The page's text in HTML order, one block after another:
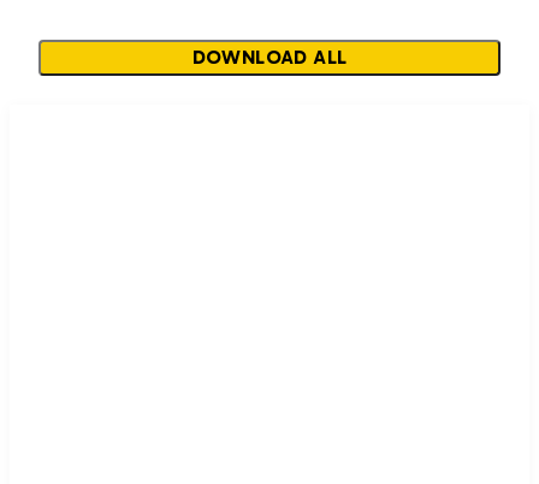
DOWNLOAD ALL